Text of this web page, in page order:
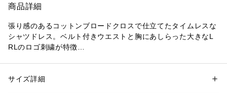
商品詳細
張り感のあるコットンブロードクロスで仕立てたタイムレスな
シャツドレス。ベルト付きウエストと胸にあしらった大きなL
RLのロゴ刺繍が特徴
uren Ralph Laurenのロゴ入りボタン
性別：レディース
サイズ詳細